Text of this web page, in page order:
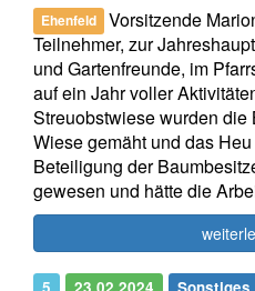
Ehenfeld
Vorsitzende
Teilnehmer, zur
und Gartenfreunde, im
auf ein Jahr voller
Streuobstwiese wurden
Wiese gemäht und das
Beteiligung der
gewesen und hätte die